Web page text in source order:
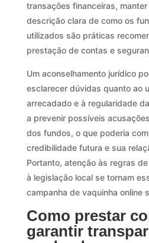
transações financeiras,
descrição clara de como os
utilizados são práticas
prestação de contas e
Um aconselhamento jurídico
esclarecer dúvidas quanto ao
arrecadado e à regularidade
a prevenir possíveis
dos fundos, o que poderia
credibilidade futura e sua
Portanto, atenção às regras
à legislação local se tornam
campanha de vaquinha online
Como prestar
garantir